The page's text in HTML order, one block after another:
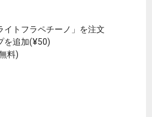
イトフラペチーノ」を注文
を追加(¥50)
料)